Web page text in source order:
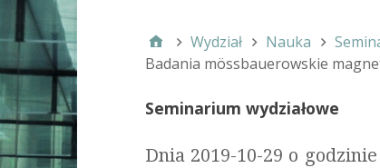
Wydział Nauka
Badania mössbauerowskie
Seminarium wydziałowe
Dnia 2019-10-29 o